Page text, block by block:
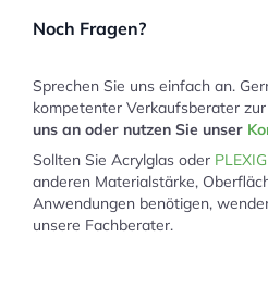
Noch Fragen?
Sprechen Sie uns einfach an.
kompetenter Verkaufsberater
uns an oder nutzen Sie unser
Sollten Sie Acrylglas oder
anderen Materialstärke,
Anwendungen benötigen,
unsere Fachberater.